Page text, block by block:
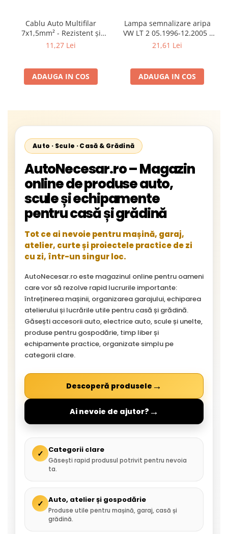
Cablu Auto Multifilar
7x1,5mm² - Rezistent și
Flexibil pentru Remorci 12V-
11,27 Lei
ADAUGA IN COS
Lampa semnalizare aripa
VW LT 2 05.1996-12.2005 ;
Mercedes Sprinter 1995-
Neoplan Euroliner,
Starliner,Centroliner,
21,61 Lei
ADAUGA IN COS
Auto · Scule · Casă & Grădină
AutoNecesar.ro – Magazin
online de produse auto,
scule și echipamente
pentru casă și grădină
Tot ce ai nevoie pentru mașină, garaj,
atelier, curte și proiectele practice de zi
cu zi, într-un singur loc.
AutoNecesar.ro este magazinul online pentru oameni
care vor să rezolve rapid lucrurile importante:
întreținerea mașinii, organizarea garajului, echiparea
atelierului și lucrările utile pentru casă și grădină.
Găsești accesorii auto, electrice auto, scule și unelte,
produse pentru gospodărie, timp liber și
echipamente practice, organizate simplu pe
categorii clare.
Descoperă produsele →
Ai nevoie de ajutor? →
✓ Categorii clare
Găsești rapid produsul potrivit pentru nevoia
ta.
✓ Auto, atelier și gospodărie
Produse utile pentru mașină, garaj, casă și
grădină.